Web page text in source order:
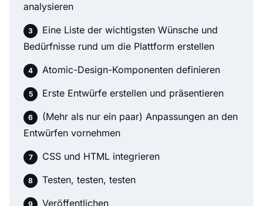
analysieren
Eine Liste der wichtigsten Wünsche und
Bedürfnisse rund um die Plattform erstellen
Atomic-Design-Komponenten definieren
Erste Entwürfe erstellen und präsentieren
(Mehr als nur ein paar) Anpassungen an den
Entwürfen vornehmen
CSS und HTML integrieren
Testen, testen, testen
Veröffentlichen